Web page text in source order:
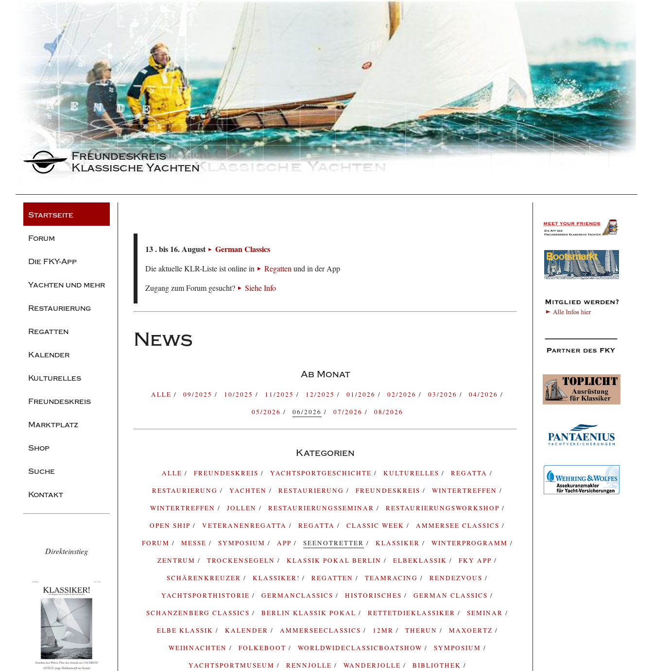
Freundeskreis
Klassische Yachten
Startseite
Forum
Die FKY-App
Yachten und mehr
Restaurierung
Regatten
Kalender
Kulturelles
Freundeskreis
Marktplatz
Shop
Suche
Kontakt
Direkteinstieg
13 . bis 16. August German Classics
Die aktuelle KLR-Liste ist online in Regattenund in der App
Zugang zum Forum gesucht?
Siehe Info
News
Ab Monat
ALLE 09/2025 10/2025 11/2025 12/2025 01/2026 02/2026 03/2026
04/2026
05/2026
06/2026 07/2026 08/2026
Kategorien
ALLE FREUNDESKREIS YACHTSPORTGESCHICHTE KULTURELLES
REGATTA
RESTAURIERUNG
YACHTEN RESTAURIERUNG FREUNDESKREIS
WINTERTREFFEN
WINTERTREFFEN
JOLLEN RESTAURIERUNGSSEMINAR
RESTAURIERUNGSWORKSHOP
OPEN SHIP
VETERANENREGATTA REGATTA CLASSIC WEEK
AMMERSEE CLASSICS
FORUM
MESSE SYMPOSIUM APP SEENOTRETTER KLASSIKER
WINTERPROGRAMM
ZENTRUM
TROCKENSEGELN KLASSIK POKAL BERLIN ELBEKLASSIK
FKY APP
SCHÄRENKREUZER
KLASSIKER! REGATTEN TEAMRACING
RENDEZVOUS
YACHTSPORTHISTORIE
GERMANCLASSICS HISTORISCHES
GERMAN CLASSICS
SCHANZENBERG CLASSICS
BERLIN KLASSIK POKAL RETTETDIEKLASSIKER
SEMINAR
ELBE KLASSIK
KALENDER AMMERSEECLASSICS 12MR THERUN
MAXOERTZ
WEIHNACHTEN
FOLKEBOOT WORLDWIDECLASSICBOATSHOW
SYMPOSIUM
YACHTSPORTMUSEUM
RENNJOLLE WANDERJOLLE
BIBLIOTHEK